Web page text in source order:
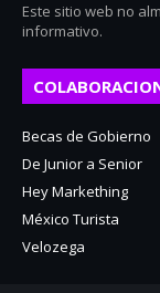
Este sitio web no
informativo.
Becas de Gobierno
De Junior a Senior
Hey Markething
México Turista
Velozega